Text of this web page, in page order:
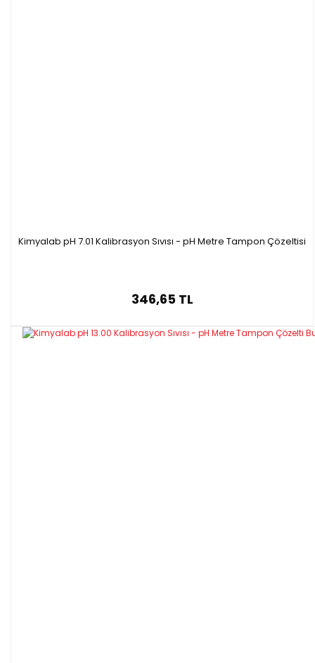
Kimyalab pH 7.01 Kalibrasyon Sıvısı - pH Metre Tampon Çözeltisi
346,65 TL